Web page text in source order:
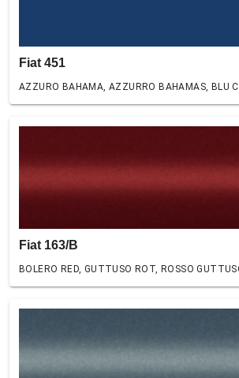
Fiat 451
AZZURO BAHAMA, AZZURRO BAHAMAS, BLU
Fiat 163/B
BOLERO RED, GUTTUSO ROT, ROSSO